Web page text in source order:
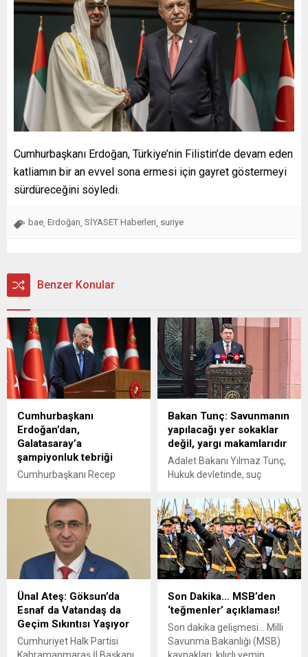
Cumhurbaşkanı Erdoğan, Türkiye’nin Filistin’de devam eden
katliamın bir an evvel sona ermesi için gayret göstermeyi
sürdüreceğini söyledi.
bae, Erdoğan, SİYASET Haberleri, suriye
Benzer Konular
Cumhurbaşkanı
Erdoğan’dan,
Galatasaray’a
şampiyonluk tebriği
Cumhurbaşkanı Recep
şampiyonu olan
Galatasaray'ı sosyal medya
hesabından yaptığı paylaşım
ile tebrik etti.
Bakan Tunç: Savunmanın
yapılacağı yer sokaklar
değil, yargı makamlarıdır
Adalet Bakanı Yılmaz Tunç,
Hukuk devletinde, suç
varsa savunmanın
yapılacağı yer sokaklar değil,
yargı makamlarıdır. Suç
işlendiğine dair bir delil varsa
bununla ilgili gerekli
soruşturma yetkili yargı
huzurunda hesap vermek
ve savunma yapmak herkes
için bir haktır, aynı zamanda
bir zorunluluktur dedi.
Ünal Ateş: Göksun’da
Esnaf da Vatandaş da
Geçim Sıkıntısı Yaşıyor
Cumhuriyet Halk Partisi
Son Dakika… MSB’den
‘teğmenler’ açıklaması!
Son dakika gelişmesi... Milli
Savunma Bakanlığı (MSB)